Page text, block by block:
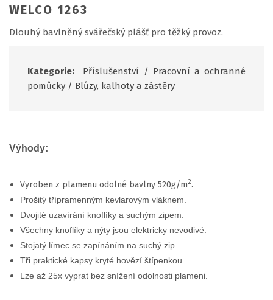
WELCO 1263
Dlouhý bavlněný svářečský plášť pro těžký provoz.
Kategorie: Příslušenství / Pracovní a ochranné
pomůcky / Blůzy, kalhoty a zástěry
Výhody:
Vyroben z plamenu odolné bavlny 520g/m2.
Prošitý třípramenným kevlarovým vláknem.
Dvojité uzavírání knoflíky a suchým zipem.
Všechny knoflíky a nýty jsou elektricky nevodivé.
Stojatý límec se zapínáním na suchý zip.
Tři praktické kapsy kryté hovězí štípenkou.
Lze až 25x vyprat bez snížení odolnosti plameni.